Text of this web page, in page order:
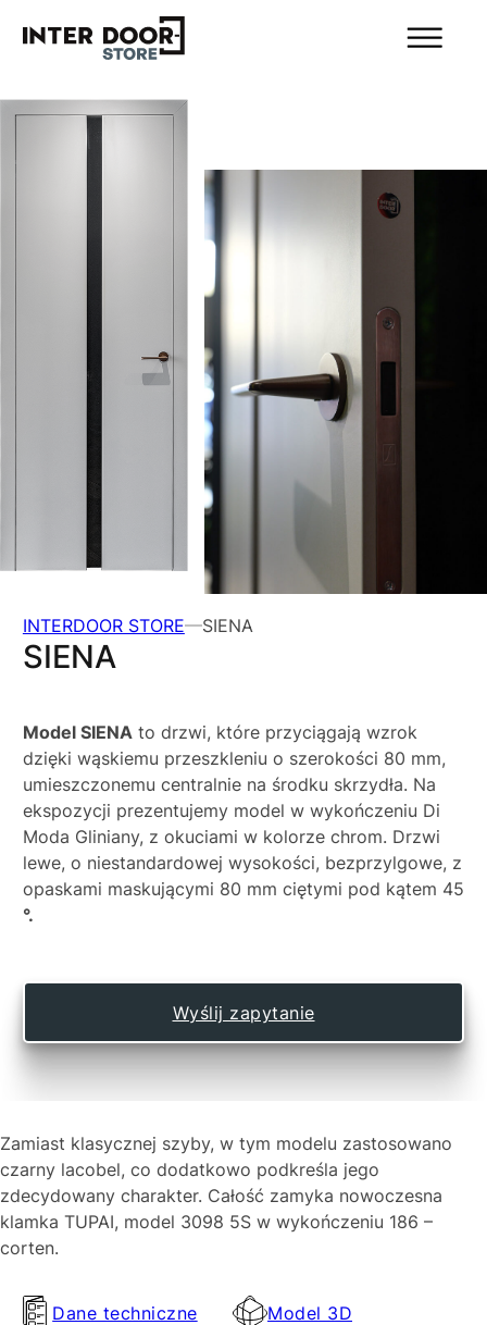
INTERDOOR STORE SIENA
SIENA
Model SIENAto drzwi, które przyciągają wzrok
dzięki wąskiemu przeszkleniu o szerokości 80 mm,
umieszczonemu centralnie na środku skrzydła. Na
ekspozycji prezentujemy model w wykończeniu Di
Moda Gliniany, z okuciami w kolorze chrom. Drzwi
lewe, o niestandardowej wysokości, bezprzylgowe, z
opaskami maskującymi 80 mm ciętymi pod kątem 45
°.
Wyślij zapytanie
Zamiast klasycznej szyby, w tym modelu zastosowano
czarny lacobel, co dodatkowo podkreśla jego
zdecydowany charakter. Całość zamyka nowoczesna
klamka TUPAI, model 3098 5S w wykończeniu 186 –
corten.
Dane techniczne Model 3D